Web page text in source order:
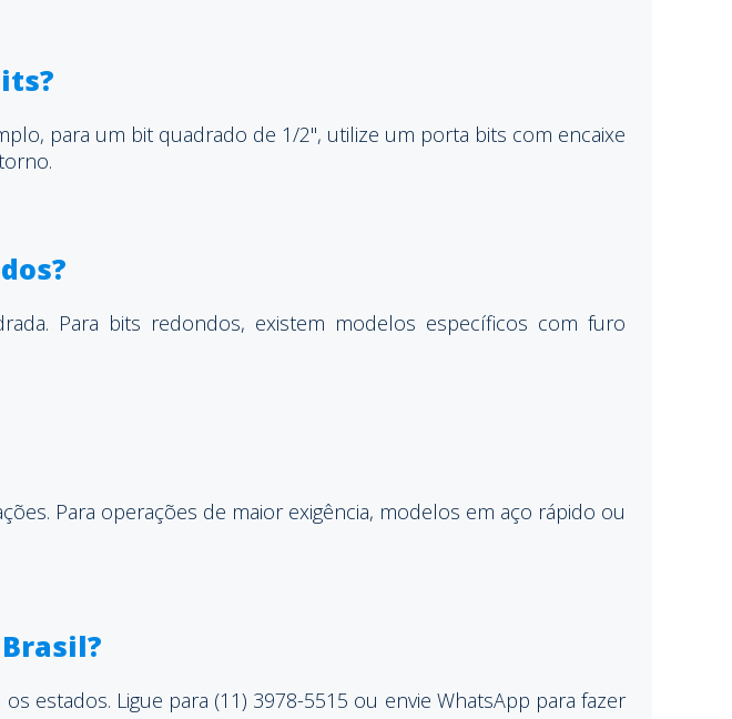
para um bit quadrado de 1/2", utilize um porta bits com encaixe
Para bits redondos, existem modelos específicos com furo
Para operações de maior exigência, modelos em aço rápido ou
estados. Ligue para (11) 3978-5515 ou envie WhatsApp para fazer